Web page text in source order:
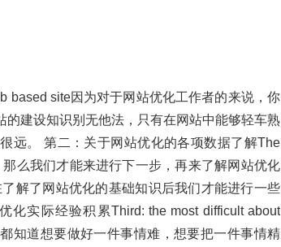
based site因为对于网站优化工作者的来说，你
建设知识别无他法，只有在网站中能够轻车熟
远。 第二：关于网站优化的各项数据了解The
么我们才能来进行下一步，再来了解网站优化
解了网站优化的基础知识后我们才能进行一些
实际经验积累Third: the most difficult about
知道想要做好一件事情难，想要把一件事情精